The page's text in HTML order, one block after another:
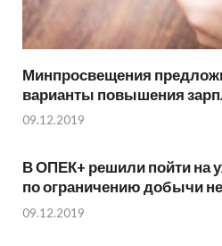
Минпросвещения
варианты повышения
09.12.2019
В ОПЕК+ решили пойти на
по ограничению добычи
09.12.2019